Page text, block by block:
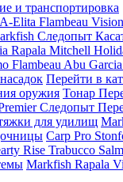
и транспортировка
A-Elita Flambeau Vision
Следопыт
Rapala Mitchell
Flambeau Abu Garcia
Перейти в
оружия Тонар
Следопыт
для удилищ
Carp Pro
Rise Trabucco
Markfish Rapala